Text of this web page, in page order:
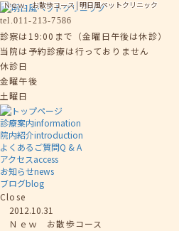
Ｎｅｗ お散歩コース | 明日風ペットクリニック
tel.011-213-7586
診察は19:00まで（金曜日午後は休診）
当院は予約診療は行っておりません
休診日
金曜午後
土曜日
診療案内information
院内紹介introduction
よくあるご質問Q & A
アクセスaccess
お知らせnews
ブログblog
Close
2012.10.31
Ｎｅｗ お散歩コース